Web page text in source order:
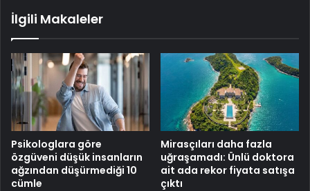
İlgili Makaleler
Psikologlara göre
özgüveni düşük insanların
ağzından düşürmediği 10
cümle
Mirasçıları daha fazla
uğraşamadı: Ünlü doktora
ait ada rekor fiyata satışa
çıktı